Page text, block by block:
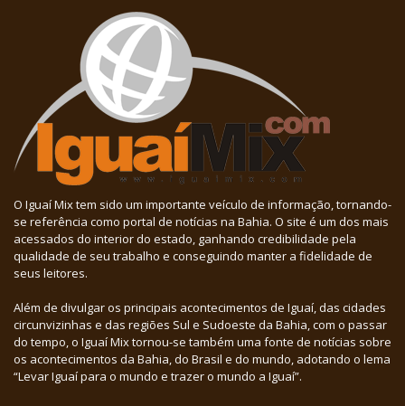
O Iguaí Mix tem sido um importante veículo de informação, tornando-
se referência como portal de notícias na Bahia. O site é um dos mais
acessados do interior do estado, ganhando credibilidade pela
qualidade de seu trabalho e conseguindo manter a fidelidade de
seus leitores.
Além de divulgar os principais acontecimentos de Iguaí, das cidades
circunvizinhas e das regiões Sul e Sudoeste da Bahia, com o passar
do tempo, o Iguaí Mix tornou-se também uma fonte de notícias sobre
os acontecimentos da Bahia, do Brasil e do mundo, adotando o lema
“Levar Iguaí para o mundo e trazer o mundo a Iguaí”.